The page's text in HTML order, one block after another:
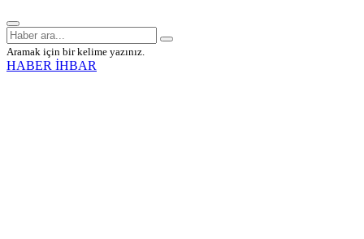
Aramak için bir kelime yazınız.
HABER İHBAR